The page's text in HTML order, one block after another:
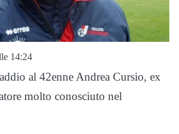
14:24
al 42enne Andrea Cursio, ex
molto conosciuto nel